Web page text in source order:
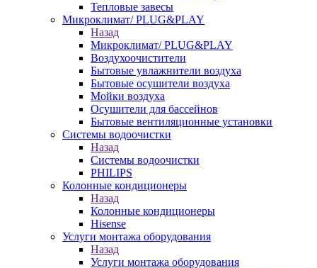
Тепловые завесы
Микроклимат/ PLUG&PLAY
Назад
Микроклимат/ PLUG&PLAY
Воздухоочистители
Бытовые увлажнители воздуха
Бытовые осушители воздуха
Мойки воздуха
Осушители для бассейнов
Бытовые вентиляционные установки
Системы водоочистки
Назад
Системы водоочистки
PHILIPS
Колонные кондиционеры
Назад
Колонные кондиционеры
Hisense
Услуги монтажа оборудования
Назад
Услуги монтажа оборудования